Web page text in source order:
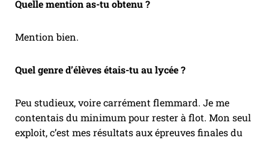
Quelle mention as-tu obtenu ?
Mention bien.
Quel genre d’élèves étais-tu au lycée ?
Peu studieux, voire carrément flemmard. Je me
contentais du minimum pour rester à flot. Mon seul
exploit, c’est mes résultats aux épreuves finales du